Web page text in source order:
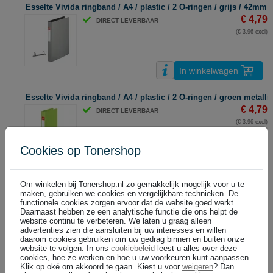
Esselte Vivida ringband / A4 / plastic / 2 O-ringen / grijs / 42mm
DIRECT LEVERBAAR € 4,79
(€ 3,96 excl)
In winkelwagen
Esselte Vivida ringband / A4 / plastic / 2 O-ringen / groen
DIRECT LEVERBAAR € 4,79
(€ 3,96 excl)
Esselte Vivida ringband / A4 / plastic / 2 O-ringen / rood / 42mm
DIRECT LEVERBAAR
(€ 3,96 excl)
In winkelwagen
Cookies op Tonershop
Om winkelen bij Tonershop.nl zo gemakkelijk mogelijk voor u te
maken, gebruiken we cookies en vergelijkbare technieken. De
functionele cookies zorgen ervoor dat de website goed werkt.
Daarnaast hebben ze een analytische functie die ons helpt de
website continu te verbeteren. We laten u graag alleen
advertenties zien die aansluiten bij uw interesses en willen
daarom cookies gebruiken om uw gedrag binnen en buiten onze
website te volgen. In ons cookiebeleid leest u alles over deze
cookies, hoe ze werken en hoe u uw voorkeuren kunt aanpassen.
Klik op oké om akkoord te gaan. Kiest u voor weigeren? Dan